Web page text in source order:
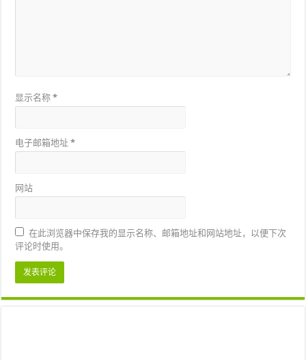
显示名称*
电子邮箱地址*
网站
在此浏览器中保存我的显示名称、邮箱地址和网站地址，以便下次
评论时使用。